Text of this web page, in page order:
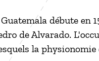
débute en
de Alvarado.
la